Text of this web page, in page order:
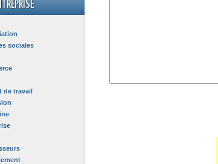
sociales
de travail